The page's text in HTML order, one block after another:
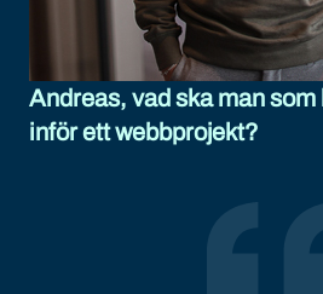
Andreas, vad ska man som
inför ett webbprojekt?